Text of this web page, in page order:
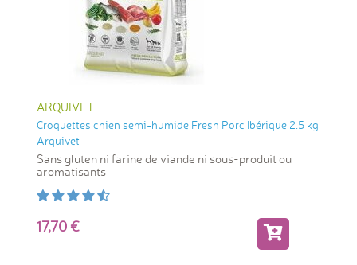
ARQUIVET
Croquettes chien semi-humide Fresh Porc Ibérique 2.5 kg
Arquivet
Sans gluten ni farine de viande ni sous-produit ou
aromatisants
17,70